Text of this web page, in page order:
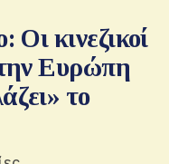
Οι κινεζικοί
Ευρώπη
το